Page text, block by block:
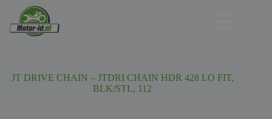
JT DRIVE CHAIN – JTDRI CHAIN HDR 428 LO FIT,
BLK/STL, 112